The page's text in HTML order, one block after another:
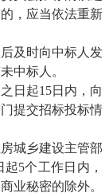
，应当依法重新
及时向中标人发
中标人。
日起15日内，向
提交招标投标情
城乡建设主管部
5个工作日内，
业秘密的除外。